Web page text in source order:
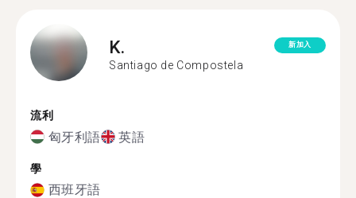
K.
Santiago de Compostela
新加入
流利
匈牙利語 英語
學
西班牙語